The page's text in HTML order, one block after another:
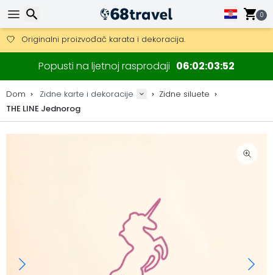
0
Mogućnost slanja DHL Expressom (dostava unutar 24 sata)
30 dana za povrat, 90 dana za drvene karte i dekoracije.
Originalni proizvođač karata i dekoracija.
Popusti na ljetnoj rasprodaji 06020351
Dom Zidne karte i dekoracije
Zidne siluete
THE LINE Jednorog
Traži
Traži